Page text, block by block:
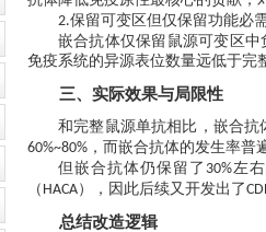
2.保留可变区但仅保留功能必
嵌合抗体仅保留鼠源可变区
免疫系统的异源表位数量远低于完
三、实际效果与局限性
和完整鼠源单抗相比，嵌合抗
60%~80% ，而嵌合抗体的发生率普
但嵌合抗体仍保留了 30%左
（ HACA），因此后续又开发出了
总结改造逻辑